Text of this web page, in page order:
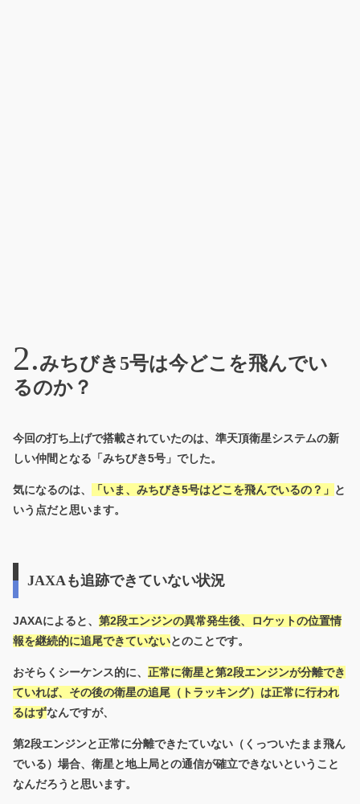
みちびき5号は今どこを飛んでい
るのか？
今回の打ち上げで搭載されていたのは、準天頂衛星システムの新
しい仲間となる 「みちびき5号」 でした。
気になるのは、 「いま、みちびき5号はどこを飛んでいるの？」 と
いう点だと思います。
JAXAも追跡できていない状況
JAXAによると、 第2段エンジンの異常発生後、
ロケットの位置情
報を継続的に追尾できていないとのことです。
おそらくシーケンス的に、 正常に衛星と第2段エンジンが分離でき
ていれば、その後の衛星の追尾（トラッキング）は正常に行われ
るはずなんですが、
第2段エンジンと正常に分離できたていない（くっついたまま飛ん
でいる）場合、衛星と地上局との通信が確立できないということ
なんだろうと思います。